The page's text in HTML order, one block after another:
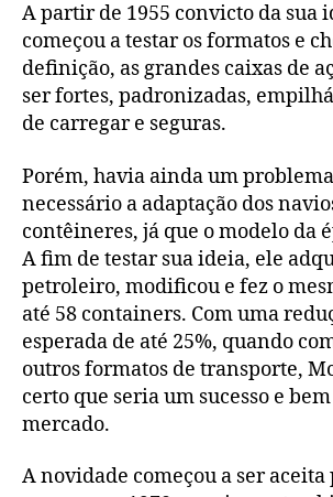
A partir de 1955 convicto da sua
começou a testar os formatos e
definição, as grandes caixas de
ser fortes, padronizadas,
de carregar e seguras.
Porém, havia ainda um
necessário a adaptação dos
contêineres, já que o modelo da
A fim de testar sua ideia, ele
petroleiro, modificou e fez o
até 58 containers. Com uma
esperada de até 25%, quando
outros formatos de transporte,
certo que seria um sucesso e
mercado.
A novidade começou a ser